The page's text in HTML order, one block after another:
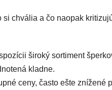
chvália a čo naopak
široký sortiment
kladne.
ceny, často ešte znížené